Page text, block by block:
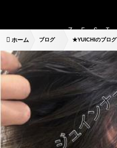
ホーム ブログ ★YUICHIのブログ